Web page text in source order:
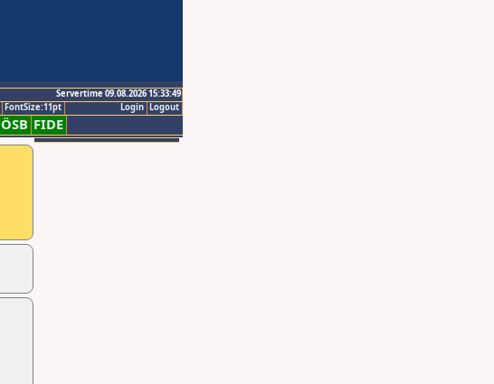
Servertime 09.08.2026 15:33:49
Logout
Login
FontSize:11pt
ÖSB FIDE